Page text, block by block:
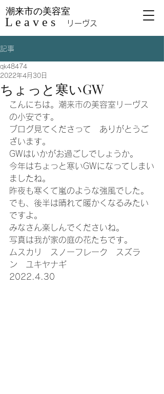
潮来市の美容室
L e a v e s リーヴス
記事
ちょっと寒いGW
qk48474
2022年4月30日
こんにちは。潮来市の美容室リーヴス
の小安です。
ブログ見てくださって　ありがとうご
ざいます。
GWはいかがお過ごしでしょうか。
今年はちょっと寒いGWになってしまい
ましたね。
昨夜も寒くて嵐のような強風でした。
でも、後半は晴れて暖かくなるみたい
ですよ。
みなさん楽しんでくださいね。
写真は我が家の庭の花たちです。
ムスカリ　スノーフレーク　スズラ
ン　ユキヤナギ
2022.4.30